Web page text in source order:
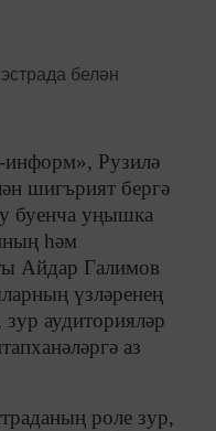
информ», Рузилә
шигърият бергә
буенча уңышка
һәм
Айдар Галимов
үзләренең
аудиторияләр
аз
роле зур,